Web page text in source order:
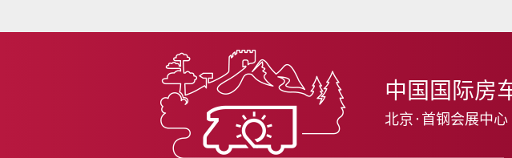
中国国际房
北京·首钢会展中心